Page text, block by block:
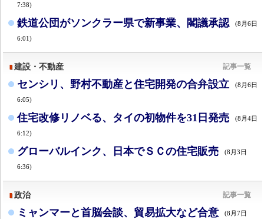
7:38)
鉄道公団がソンクラー県で新事業、閣議承認 (8月6日
6:01)
建設・不動産 記事一覧
センシリ、野村不動産と住宅開発の合弁設立 (8月6日
6:05)
住宅改修リノベる、タイの初物件を31日発売 (8月4日
6:12)
グローバルインク、日本でＳＣの住宅販売 (8月3日
6:36)
政治 記事一覧
ミャンマーと首脳会談、貿易拡大など合意 (8月7日